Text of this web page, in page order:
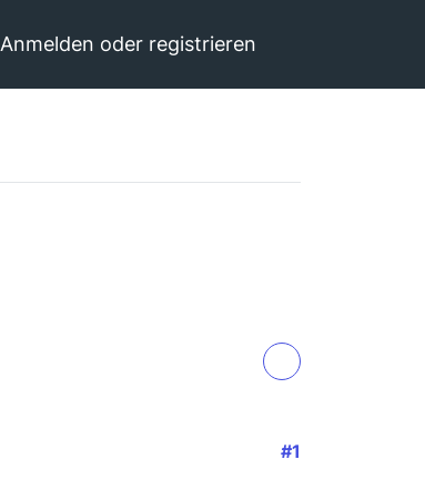
Anmelden oder registrieren
#1